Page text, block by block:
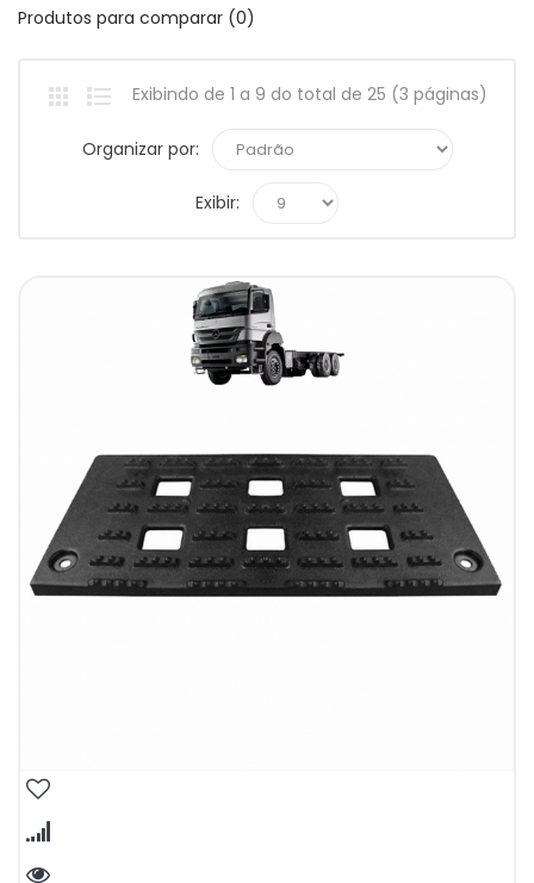
Produtos para comparar (0)
Exibindo de 1 a 9 do total de 25 (3 páginas)
Organizar por:
Exibir: